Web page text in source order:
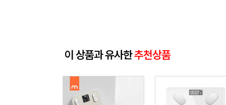
이 상품과 유사한추천상품